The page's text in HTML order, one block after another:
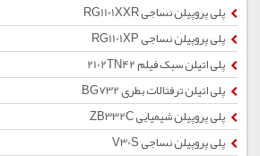
پلی پروپیلن نساجی RG1101XXR
پلی پروپیلن نساجی RG1101XP
پلی اتیلن سبک فیلم 2102TN42
پلی اتیلن ترفتالات بطری BG732
پلی پروپیلن شیمیایی ZB332C
پلی پروپیلن نساجی V30S